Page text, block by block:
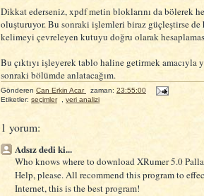
Dikkat ederseniz, xpdf metin bloklarını da bölerek
oluşturuyor. Bu sonraki işlemleri biraz güçleştirse de
kelimeyi çevreleyen kutuyu doğru olarak
Bu çıktıyı işleyerek tablo haline getirmek amacıyla
sonraki bölümde anlatacağım.
Gönderen Can Erkin Acar zaman: 23:55:00
Etiketler: seçimler , veri analizi
1 yorum:
Adsız dedi ki...
Who knows where to download XRumer 5.0
Help, please. All recommend this program to
Internet, this is the best program!